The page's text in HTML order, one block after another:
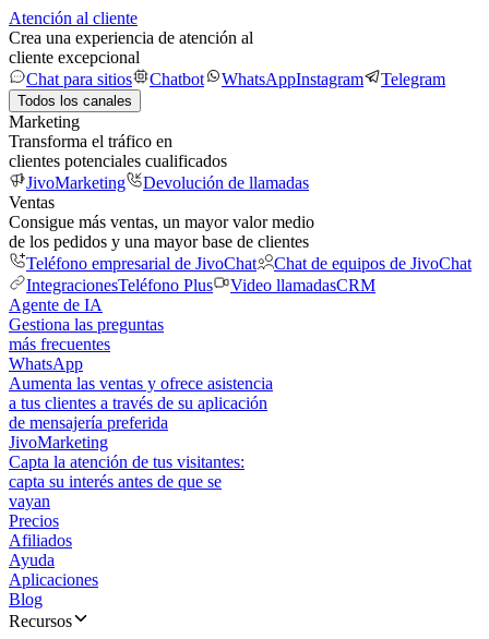
Atención al cliente
Crea una experiencia de atención al
cliente excepcional
Chat para sitios
Chatbot WhatsAppInstagram Telegram
Todos los canales
Marketing
Transforma el tráfico en
clientes potenciales cualificados
JivoMarketing
Devolución de llamadas
Ventas
Consigue más ventas, un mayor valor medio
de los pedidos y una mayor base de clientes
Teléfono empresarial de JivoChat
Chat de equipos de JivoChat
IntegracionesTeléfono Plus Video llamadasCRM
Agente de IA
Gestiona las preguntas
más frecuentes
WhatsApp
Aumenta las ventas y ofrece asistencia
a tus clientes a través de su aplicación
de mensajería preferida
JivoMarketing
Capta la atención de tus visitantes:
capta su interés antes de que se
vayan
Precios
Afiliados
Ayuda
Aplicaciones
Blog
Recursos